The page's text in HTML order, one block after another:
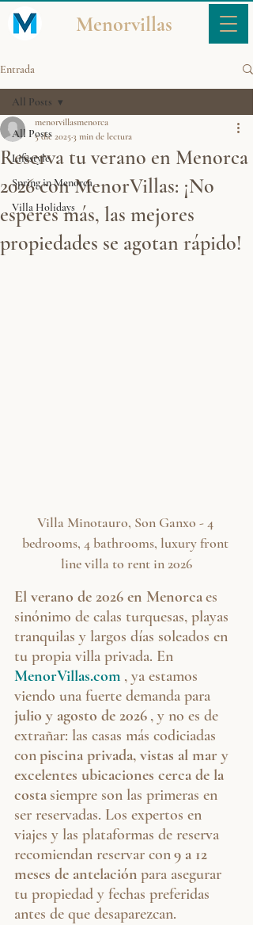
Menorvillas
Entrada
All Posts
Lifestyle
Spring in Menorca
Villa Holidays
All Posts
Reserva tu verano en Menorca
2026 con MenorVillas: ¡No
esperes más, las mejores
propiedades se agotan rápido!
menorvillasmenorca
5 dic 20253 min de lectura
Villa Minotauro, Son Ganxo - 4
bedrooms, 4 bathrooms, luxury front
line villa to rent in 2026
El verano de 2026 en Menorcaes
sinónimo de calas turquesas, playas
tranquilas y largos días soleados en
tu propia villa privada. En
MenorVillas.com , ya estamos
viendo una fuerte demanda para
julio y agosto de 2026 , y no es de
extrañar: las casas más codiciadas
conpiscina privada, vistas al mar y
excelentes ubicaciones cerca de la
costa siempre son las primeras en
ser reservadas. Los expertos en
viajes y las plataformas de reserva
recomiendan reservar con9 a 12
meses de antelación para asegurar
tu propiedad y fechas preferidas
antes de que desaparezcan.